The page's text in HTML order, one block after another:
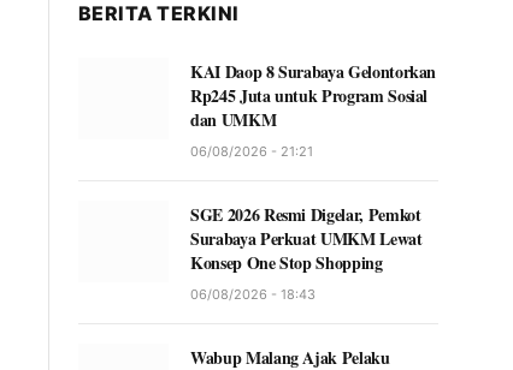
BERITA TERKINI
KAI Daop 8 Surabaya Gelontorkan
Rp245 Juta untuk Program Sosial
dan UMKM
06/08/2026 - 21:21
SGE 2026 Resmi Digelar, Pemkot
Surabaya Perkuat UMKM Lewat
Konsep One Stop Shopping
06/08/2026 - 18:43
Wabup Malang Ajak Pelaku